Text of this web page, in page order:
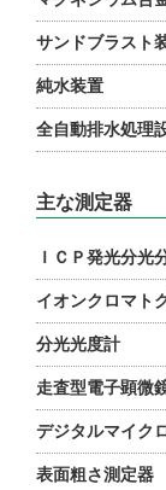
サンドブラスト
純水装置
全自動排水処理
主な測定器
ＩＣＰ発光分光
イオンクロマト
分光光度計
走査型電子顕微
デジタルマイク
表面粗さ測定器